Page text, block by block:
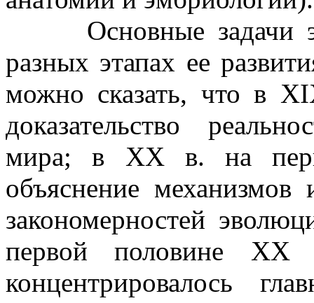
Основные задачи
разных этапах ее
можно сказать, что в
доказательство
мира; в XX в. на
объяснение механизмов
закономерностей
первой половине XX
концентрировалось